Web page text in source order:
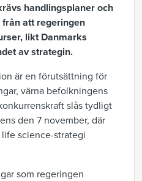
handlingsplaner och
att regeringen
likt Danmarks
av strategin.
är en förutsättning för
värna befolkningens
slås tydligt
den 7 november, där
science-strategi
som regeringen